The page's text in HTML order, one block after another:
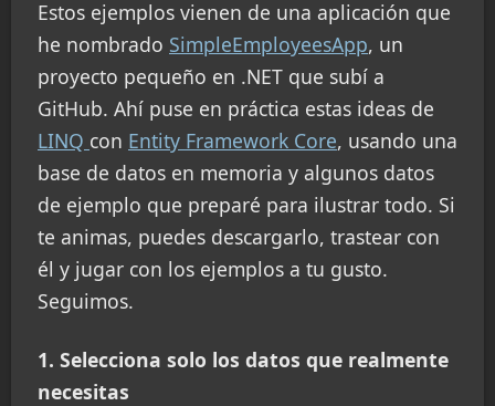
Estos ejemplos vienen de una aplicación que
he nombrado SimpleEmployeesApp, un
proyecto pequeño en .NET que subí a
GitHub. Ahí puse en práctica estas ideas de
LINQ con Entity Framework Core, usando una
base de datos en memoria y algunos datos
de ejemplo que preparé para ilustrar todo. Si
te animas, puedes descargarlo, trastear con
él y jugar con los ejemplos a tu gusto.
Seguimos.
1. Selecciona solo los datos que realmente
necesitas